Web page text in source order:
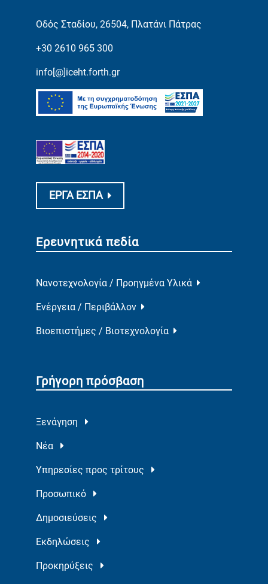
Οδός Σταδίου, 26504, Πλατάνι Πάτρας
+30 2610 965 300
info[@]iceht.forth.gr
ΕΡΓΑ ΕΣΠΑ
Ερευνητικά πεδία
Νανοτεχνολογία / Προηγμένα Υλικά
Ενέργεια / Περιβάλλον
Βιοεπιστήμες / Βιοτεχνολογία
Γρήγορη πρόσβαση
Ξενάγηση
Νέα
Υπηρεσίες προς τρίτους
Προσωπικό
Δημοσιεύσεις
Εκδηλώσεις
Προκηρύξεις